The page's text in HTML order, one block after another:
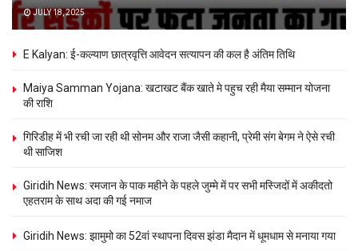
JULY 18, 2025
E Kalyan: ई-कल्याण छात्रवृत्ति आवेदन सत्यापन की कल है अंतिम तिथि
Maiya Samman Yojana: खटाखट बैंक खाते मे पहुच रही मैया सम्मान योजना
की राशि
गिरिडीह में भी रची जा रही थी सोनम और राजा जैसी कहानी, प्रेमी संग बेगम ने ऐसे रची
थी साजिश
Giridih News: रमजान के पाक महीने के पहले जुम्मे में पर सभी मस्जिदों में अकीदतो
एहतराम के साथ अदा की गई नमाज
Giridih News: झामुमो का 52वां स्थापना दिवस झंडा मैदान में धूमधाम से मनाया गया